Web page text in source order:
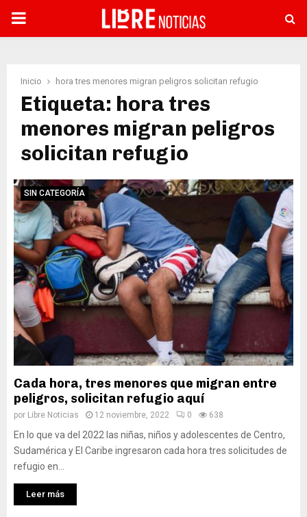
PRIMARY
Inicio hora tres menores migran peligros solicitan refugio
Etiqueta: hora tres
menores migran peligros
solicitan refugio
SIN CATEGORÍA
Cada hora, tres menores que migran entre
peligros, solicitan refugio aquí
por Libre Noticias 12 noviembre, 2022 0 638
En lo que va del 2022 las niñas, niños y adolescentes de Centro,
Sudamérica y El Caribe ingresaron cada hora tres solicitudes de
refugio en...
Leer más